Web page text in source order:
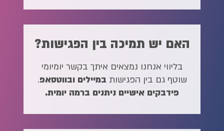
האם יש תמיכה בין הפגישות?
בליווי אנחנו נמצאים איתך בקשר יומיומי
שוטף גם בין הפגישותבמיילים ובווטסאפ.
פידבקים אישיים ניתנים ברמה יומית.